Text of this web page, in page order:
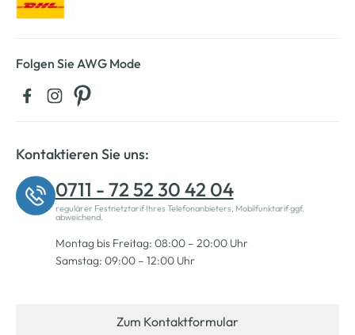
Folgen Sie AWG Mode
Kontaktieren Sie uns:
0711 - 72 52 30 42 04
regulärer Festnetztarif Ihres Telefonanbieters, Mobilfunktarif ggf.
abweichend.
Montag bis Freitag: 08:00 – 20:00 Uhr
Samstag: 09:00 – 12:00 Uhr
Zum Kontaktformular